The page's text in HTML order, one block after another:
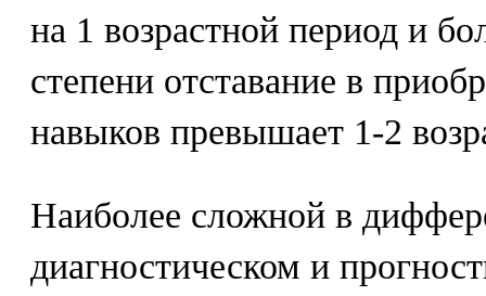
на 1 возрастной период и
степени отставание в
навыков превышает 1-2
Наиболее сложной в
диагностическом и